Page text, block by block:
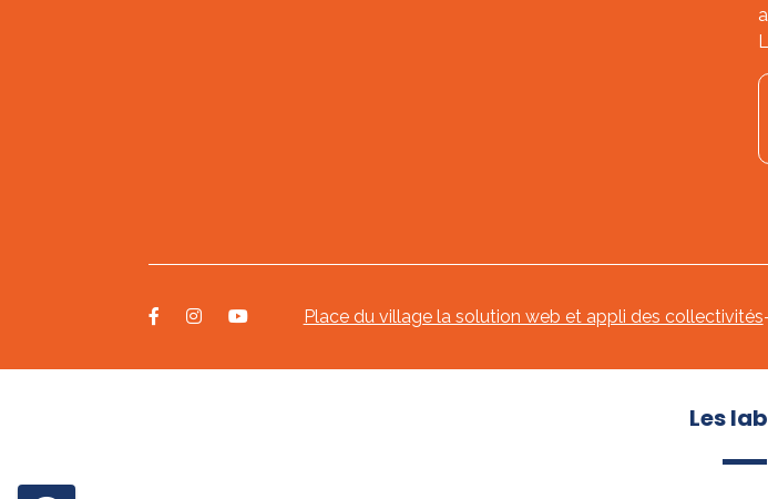
Place du village la solution web et appli des collectivités
Les